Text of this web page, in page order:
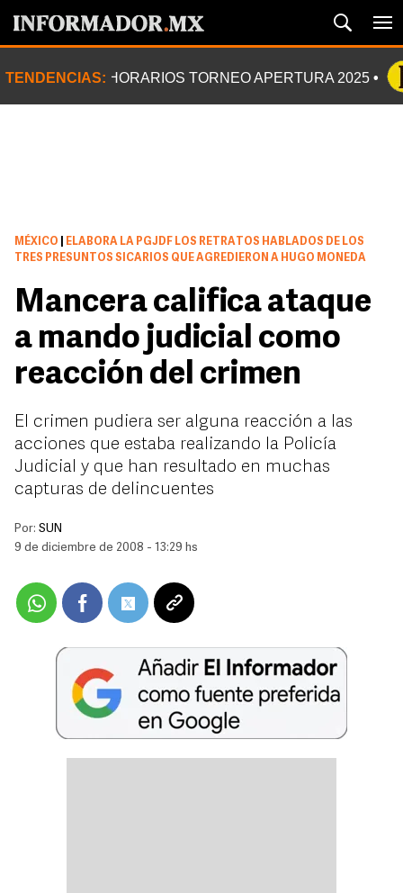
TENDENCIAS: HORARIOS TORNEO APERTURA 2025
MÉXICO
ELABORA LA PGJDF LOS RETRATOS HABLADOS DE LOS
TRES PRESUNTOS SICARIOS QUE AGREDIERON A HUGO MONEDA
Mancera califica ataque
a mando judicial como
reacción del crimen
El crimen pudiera ser alguna reacción a las
acciones que estaba realizando la Policía
Judicial y que han resultado en muchas
capturas de delincuentes
Por: SUN
9 de diciembre de 2008 - 13:29 hs